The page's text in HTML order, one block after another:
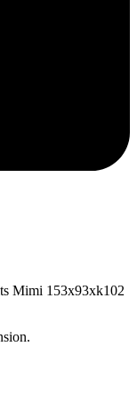
Mimi 153x93xk102